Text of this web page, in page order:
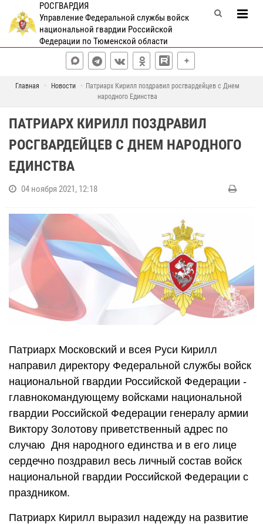
РОСГВАРДИЯ
Управление Федеральной службы войск
национальной гвардии Российской
Федерации по Тюменской области
Главная Новости
Патриарх Кирилл поздравил росгвардейцев с Днем
народного Единства
ПАТРИАРХ КИРИЛЛ ПОЗДРАВИЛ
РОСГВАРДЕЙЦЕВ С ДНЕМ НАРОДНОГО
ЕДИНСТВА
04 ноября 2021, 12:18
Патриарх Московский и всея Руси Кирилл
направил директору Федеральной службы войск
национальной гвардии Российской Федерации -
главнокомандующему войсками национальной
гвардии Российской Федерации генералу армии
Виктору Золотову приветственный адрес по
случаю Дня народного единства и в его лице
сердечно поздравил весь личный состав войск
национальной гвардии Российской Федерации с
праздником.
Патриарх Кирилл выразил надежду на развитие